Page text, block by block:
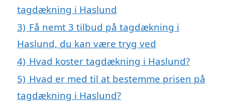
tagdækning i Haslund
3) Få nemt 3 tilbud på tagdækning i
Haslund, du kan være tryg ved
4) Hvad koster tagdækning i Haslund?
5) Hvad er med til at bestemme prisen på
tagdækning i Haslund?